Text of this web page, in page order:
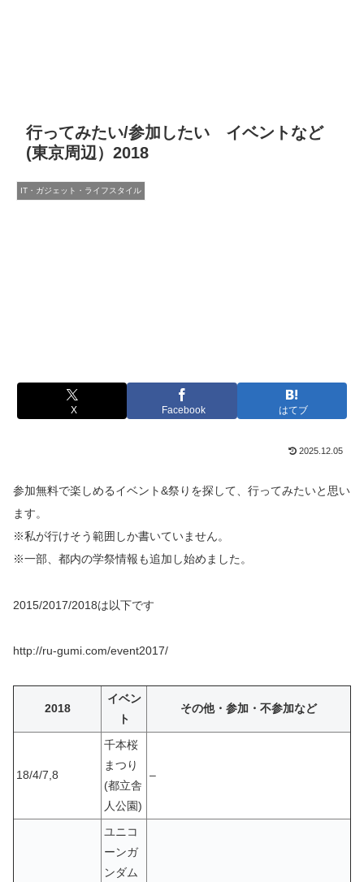
行ってみたい/参加したい イベントなど
(東京周辺）2018
IT・ガジェット・ライフスタイル
X Facebook はてブ
2025.12.05
参加無料で楽しめるイベント&祭りを探して、行ってみたいと思い
ます。
※私が行けそう範囲しか書いていません。
※一部、都内の学祭情報も追加し始めました。
2015/2017/2018は以下です
http://ru-gumi.com/event2017/
2018
イベン
ト
その他・参加・不参加など
18/4/7,8
千本桜
まつり
(都立舎
人公園)
–
ユニコ
ーンガ
ンダム